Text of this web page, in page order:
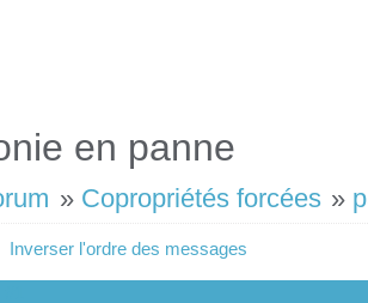
en panne
» Copropriétés forcées »
Inverser l'ordre des messages